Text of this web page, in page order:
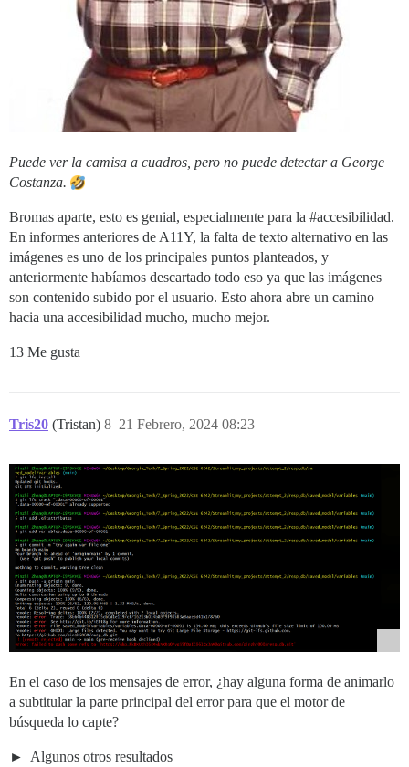
Puede ver la camisa a cuadros, pero no puede detectar a George
Costanza.
Bromas aparte, esto es genial, especialmente para la #accesibilidad.
En informes anteriores de A11Y, la falta de texto alternativo en las
imágenes es uno de los principales puntos planteados, y
anteriormente habíamos descartado todo eso ya que las imágenes
son contenido subido por el usuario. Esto ahora abre un camino
hacia una accesibilidad mucho, mucho mejor.
13 Me gusta
Tris20 (Tristan) 21 Febrero, 2024 08:23
8
En el caso de los mensajes de error, ¿hay alguna forma de animarlo
a subtitular la parte principal del error para que el motor de
búsqueda lo capte?
Algunos otros resultados